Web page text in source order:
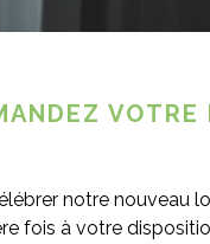
VOTRE
notre nouveau
fois à votre